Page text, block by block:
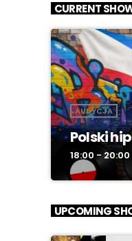
CURRENT
AUDYCJA
Polski
18:00 - 20:00
UPCOMING